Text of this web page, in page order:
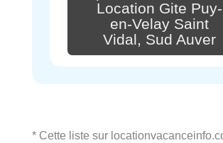
Location Gite Puy-
en-Velay Saint
Vidal, Sud Auver
* Cette liste sur